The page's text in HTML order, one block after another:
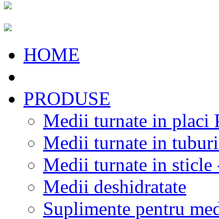
HOME
PRODUSE
Medii turnate in placi
Medii turnate in
Medii turnate in
Medii deshidratate
Suplimente pentru